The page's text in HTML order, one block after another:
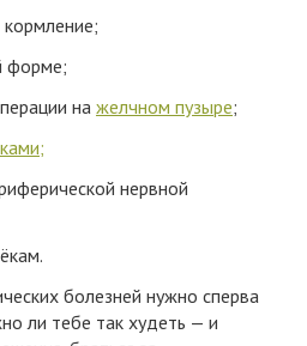
форме;
на желчном пузыре;
нервной
болезней нужно сперва
ли тебе так худеть — и